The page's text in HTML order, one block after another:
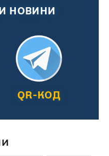
НОВИНИ
QR-КОД